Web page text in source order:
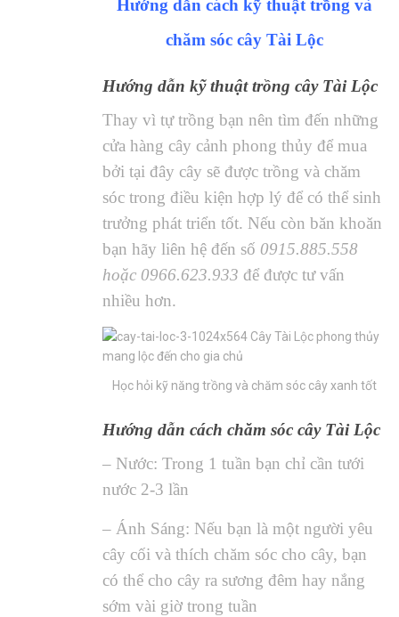
Hướng dẫn cách kỹ thuật trồng và
chăm sóc cây Tài Lộc
Hướng dẫn kỹ thuật trồng cây Tài Lộc
Thay vì tự trồng bạn nên tìm đến những
cửa hàng cây cảnh phong thủy để mua
bởi tại đây cây sẽ được trồng và chăm
sóc trong điều kiện hợp lý để có thể sinh
trưởng phát triển tốt. Nếu còn băn khoăn
bạn hãy liên hệ đến số 0915.885.558
hoặc 0966.623.933 để được tư vấn
nhiều hơn.
Học hỏi kỹ năng trồng và chăm sóc cây xanh tốt
Hướng dẫn cách chăm sóc cây Tài Lộc
– Nước: Trong 1 tuần bạn chỉ cần tưới
nước 2-3 lần
– Ánh Sáng: Nếu bạn là một người yêu
cây cối và thích chăm sóc cho cây, bạn
có thể cho cây ra sương đêm hay nắng
sớm vài giờ trong tuần